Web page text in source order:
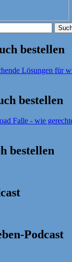
bestellen
bestellen
bestellen
Podcast